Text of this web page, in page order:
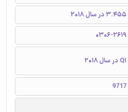
3.455 در سال 2018
0306-2619
Q1 در سال 2018
9717